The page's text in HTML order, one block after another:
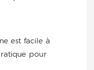
est facile à
pour